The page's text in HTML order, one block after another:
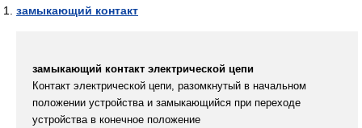
замыкающий контакт
замыкающий контакт электрической цепи
Контакт электрической цепи, разомкнутый в начальном
положении устройства и замыкающийся при переходе
устройства в конечное положение